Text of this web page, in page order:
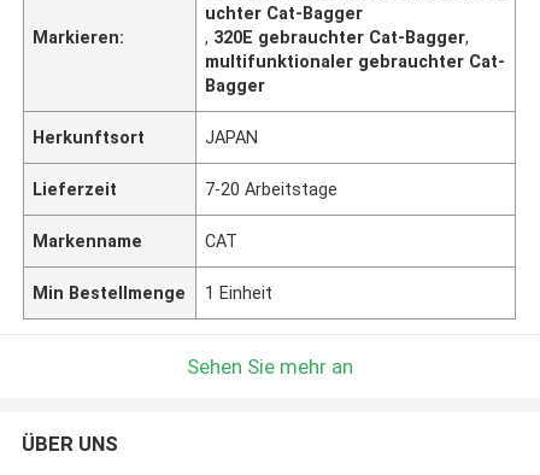
Markieren:
uchter Cat-Bagger
, 320E gebrauchter Cat-Bagger,
multifunktionaler gebrauchter Cat-
Bagger
Herkunftsort JAPAN
Lieferzeit 7-20 Arbeitstage
Markenname CAT
Min Bestellmenge 1 Einheit
Sehen Sie mehr an
ÜBER UNS